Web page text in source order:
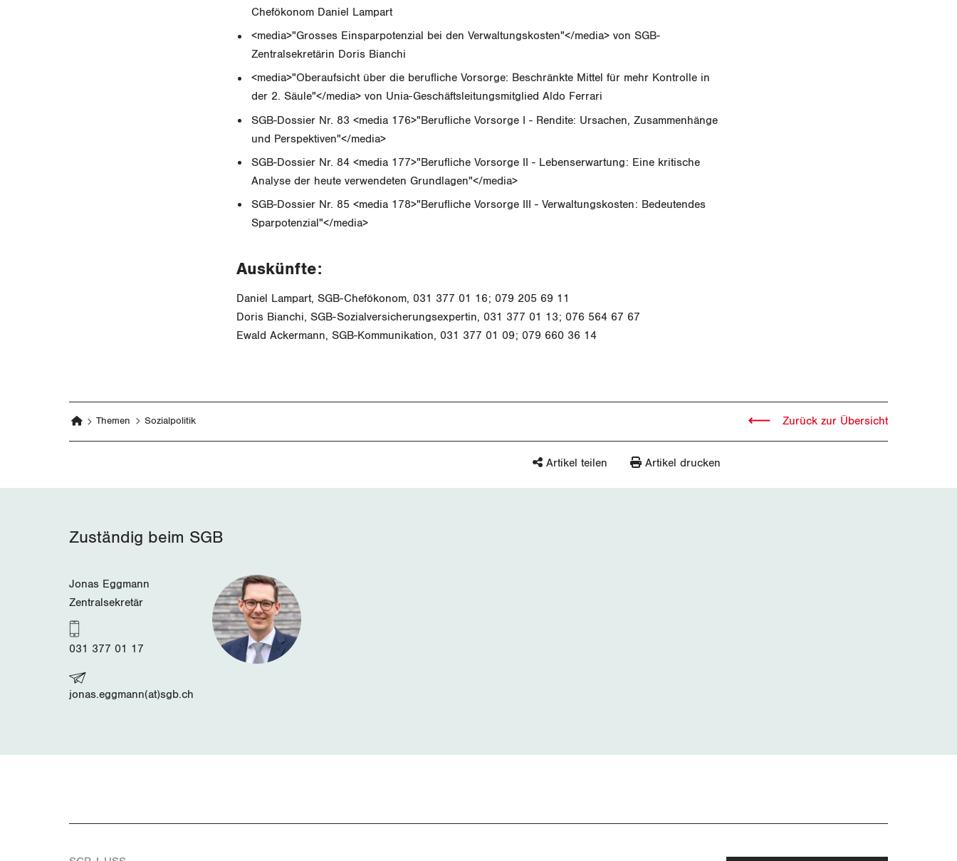
Chefökonom Daniel Lampart
<media>"Grosses Einsparpotenzial bei den Verwaltungskosten"</media> von SGB-
Zentralsekretärin Doris Bianchi
<media>"Oberaufsicht über die berufliche Vorsorge: Beschränkte Mittel für mehr Kontrolle in
der 2. Säule"</media> von Unia-Geschäftsleitungsmitglied Aldo Ferrari
SGB-Dossier Nr. 83 <media 176>"Berufliche Vorsorge I - Rendite: Ursachen, Zusammenhänge
und Perspektiven"</media>
SGB-Dossier Nr. 84 <media 177>"Berufliche Vorsorge II - Lebenserwartung: Eine kritische
Analyse der heute verwendeten Grundlagen"</media>
SGB-Dossier Nr. 85 <media 178>"Berufliche Vorsorge III - Verwaltungskosten: Bedeutendes
Sparpotenzial"</media>
Auskünfte:
Daniel Lampart, SGB-Chefökonom, 031 377 01 16; 079 205 69 11
Doris Bianchi, SGB-Sozialversicherungsexpertin, 031 377 01 13; 076 564 67 67
Ewald Ackermann, SGB-Kommunikation, 031 377 01 09; 079 660 36 14
Themen Sozialpolitik Zurück zur Übersicht
Artikel teilen Artikel drucken
Zuständig beim SGB
Jonas Eggmann
Zentralsekretär
031 377 01 17
jonas.eggmann(at)sgb.ch